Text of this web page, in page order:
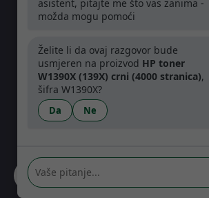
Pon-Čet: 08:30 - 16:30h
Pet: 08:30 - 16:00h
asistent, pitajte me što vas zanima -
možda mogu pomoći
Želite li da ovaj razgovor bude
usmjeren na proizvod HP toner
W1390X (139X) crni (4000 stranica),
šifra W1390X?
Da Ne